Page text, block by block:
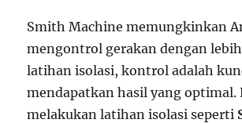
Smith Machine memungkinkan
mengontrol gerakan dengan
latihan isolasi, kontrol adalah
mendapatkan hasil yang optimal.
melakukan latihan isolasi seperti